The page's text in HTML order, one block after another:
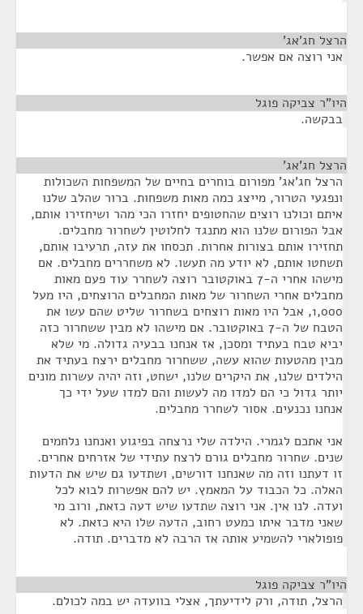
הרצל חג'אג'
אני רוצה אם אפשר.
היו"ר צביקה פוגל
בבקשה.
הרצל חג'אג'
הרצל חג'אג' מפורום בוחרים בחיים של המשפחות השכולות
ונפגעי הטרור, מייצג כמה מאות משפחות. ברור שהלב שלנו
איתם וכולנו רוצים שהחטופים יחזרו הכי מהר ושיחזירו אותם,
אבל הפורום שלנו הוא מתנגד לחלוטין לשחרור מחבלים.
תחזירו אותם בצורות אחרות. תכסחו את עזה, תרעיבו אותם,
תשחטו אותם, לא יודע מה תעשו. לא משחררים מחבלים. אם
מישהו אחרי ה-7 באוקטובר רוצה לשחרר עוד פעם מאות
מחבלים אחרי השחרור של מאות המחבלים הרוצחים, היו מעל
1,000, אבל היו מאות רוצחים בשחרור שליט שהם עשו את
הטבח של ה-7 באוקטובר. אם מישהו לא מבין ששחרור כזה
יביא טבח בעתיד ומסכן, אז אנחנו בבעיה גדולה. מי שלא
מבין מהטעות שהוא עשה, ששחרור מחבלים ירצח בעתיד את
הילדים שלנו, את היקרים שלנו, ישחט, וזה יהיה עשרות מונים
יותר גדול כי הם למדו מה לעשות והם למדו שעל ידי כך
אנחנו נכנעים. אסור לשחרר מחבלים.
אני אתכם לגמרי. הילדה שלי נרצחה בפיגוע ואנחנו נלחמים
שנים. שחרור מחבלים גורם לרצח עתידי של אזרחים אחרים.
זו דעתנו וזה מה שאנחנו דורשים, ושתדעו גם שיש את הדעות
האלה. כל הכבוד על המאמץ. יש להם אפשרות לבוא לכל
ועדה. לנו אין. אני רוצה שתדעו שיש דעה כזאת, ורוב מי
שאני מדבר איתו כמעט רחוב, הדעה שלו היא כזאת. לא
פופולארי להשמיע אותה אז הרבה לא מדברים. תודה.
היו"ר צביקה פוגל
הרצל, תודה, ורק לידיעתך, אצלי בוועדה יש במה לכולם.